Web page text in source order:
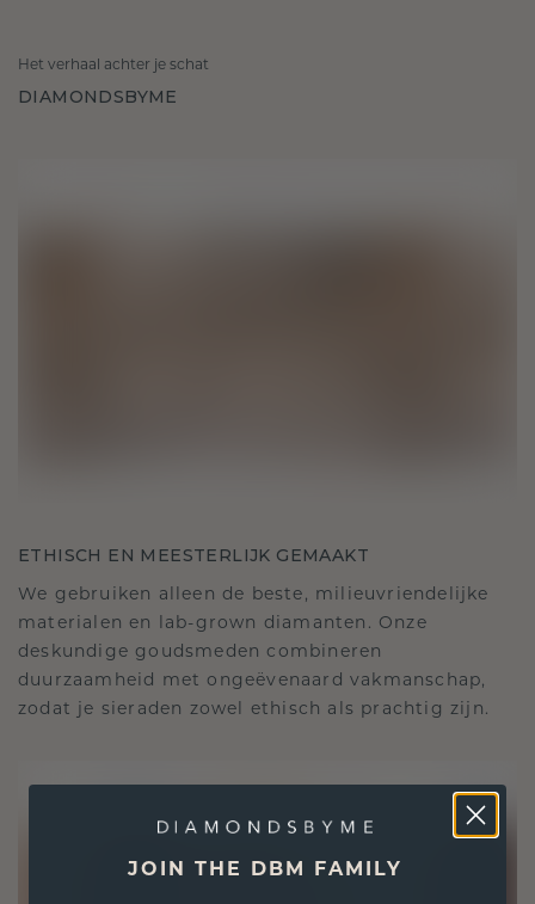
Het verhaal achter je schat
DIAMONDSBYME
ETHISCH EN MEESTERLIJK GEMAAKT
We gebruiken alleen de beste, milieuvriendelijke
materialen en lab-grown diamanten. Onze
deskundige goudsmeden combineren
duurzaamheid met ongeëvenaard vakmanschap,
zodat je sieraden zowel ethisch als prachtig zijn.
JOIN THE DBM FAMILY